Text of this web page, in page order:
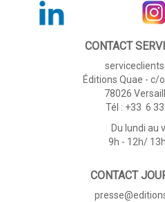
CONTACT
Éditions Quae - c/
78026
Tél : +33 6
Du lundi au
9h - 12h/
CONTACT